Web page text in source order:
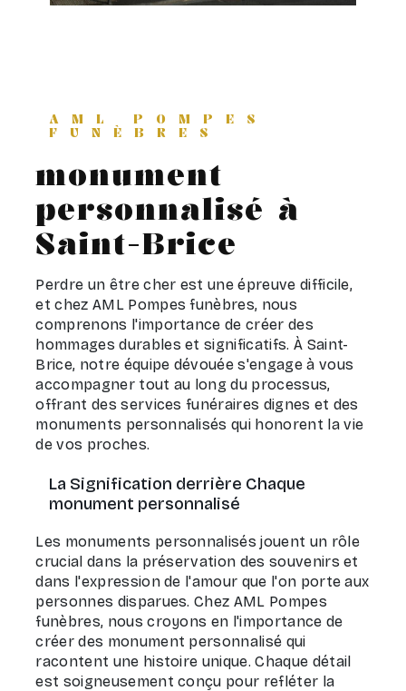
AML POMPES
FUNÈBRES
monument
personnalisé à
Saint-Brice
Perdre un être cher est une épreuve difficile,
et chez AML Pompes funèbres, nous
comprenons l'importance de créer des
hommages durables et significatifs. À Saint-
Brice, notre équipe dévouée s'engage à vous
accompagner tout au long du processus,
offrant des services funéraires dignes et des
monuments personnalisés qui honorent la vie
de vos proches.
La Signification derrière Chaque
monument personnalisé
Les monuments personnalisés jouent un rôle
crucial dans la préservation des souvenirs et
dans l'expression de l'amour que l'on porte aux
personnes disparues. Chez AML Pompes
funèbres, nous croyons en l'importance de
créer des monument personnalisé qui
racontent une histoire unique. Chaque détail
est soigneusement conçu pour refléter la